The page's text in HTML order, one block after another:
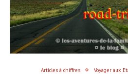
Articles à chiffres Voyager aux